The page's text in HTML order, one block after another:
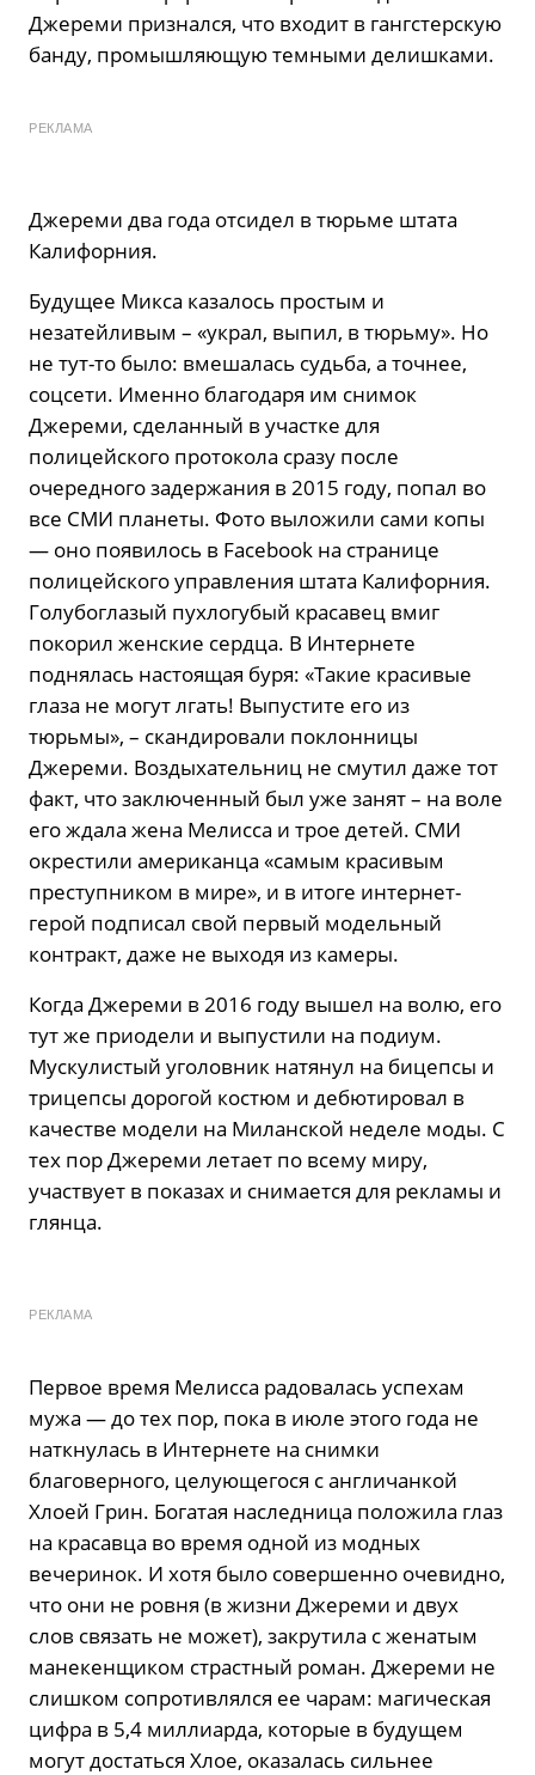
Джереми признался, что входит в гангстерскую
банду, промышляющую темными делишками.
РЕКЛАМА
Джереми два года отсидел в тюрьме штата
Калифорния.
Будущее Микса казалось простым и
незатейливым – «украл, выпил, в тюрьму». Но
не тут-то было: вмешалась судьба, а точнее,
соцсети. Именно благодаря им снимок
Джереми, сделанный в участке для
полицейского протокола сразу после
очередного задержания в 2015 году, попал во
все СМИ планеты. Фото выложили сами копы
— оно появилось в Facebook на странице
полицейского управления штата Калифорния.
Голубоглазый пухлогубый красавец вмиг
покорил женские сердца. В Интернете
поднялась настоящая буря: «Такие красивые
глаза не могут лгать! Выпустите его из
тюрьмы», – скандировали поклонницы
Джереми. Воздыхательниц не смутил даже тот
факт, что заключенный был уже занят – на воле
его ждала жена Мелисса и трое детей. СМИ
окрестили американца «самым красивым
преступником в мире», и в итоге интернет-
герой подписал свой первый модельный
контракт, даже не выходя из камеры.
Когда Джереми в 2016 году вышел на волю, его
тут же приодели и выпустили на подиум.
Мускулистый уголовник натянул на бицепсы и
трицепсы дорогой костюм и дебютировал в
качестве модели на Миланской неделе моды. С
тех пор Джереми летает по всему миру,
участвует в показах и снимается для рекламы и
глянца.
РЕКЛАМА
Первое время Мелисса радовалась успехам
мужа — до тех пор, пока в июле этого года не
наткнулась в Интернете на снимки
благоверного, целующегося с англичанкой
Хлоей Грин. Богатая наследница положила глаз
на красавца во время одной из модных
вечеринок. И хотя было совершенно очевидно,
что они не ровня (в жизни Джереми и двух
слов связать не может), закрутила с женатым
манекенщиком страстный роман. Джереми не
слишком сопротивлялся ее чарам: магическая
цифра в 5,4 миллиарда, которые в будущем
могут достаться Хлое, оказалась сильнее